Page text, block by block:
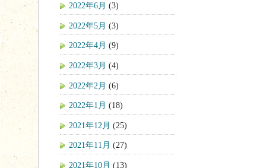
2022年6月 (3)
2022年5月 (3)
2022年4月 (9)
2022年3月 (4)
2022年2月 (6)
2022年1月 (18)
2021年12月 (25)
2021年11月 (27)
2021年10月 (13)